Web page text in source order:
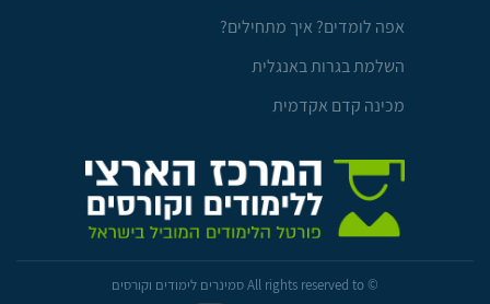
אפה לומדים? איך מתחילים?
השלמת בגרות באנגלית
מכינה קדם אקדמית
© All rights reserved to סמינרים לימודים וקורסים